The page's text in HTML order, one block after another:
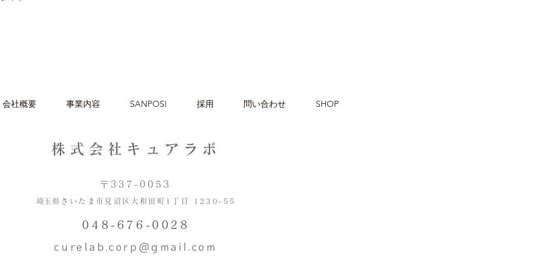
会社概要 事業内容 SANPOSI 採用 問い合わせ SHOP
株式会社キュアラボ
〒337-0053
​埼玉県さいたま市見沼区大和田町1丁目 1230-55
048-676-0028
curelab.corp@gmail.com